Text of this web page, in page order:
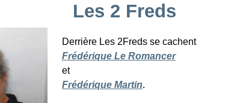
Les 2 Freds
Derrière Les 2Freds se cachent
Frédérique Le Romancer
et
Frédérique Martin.